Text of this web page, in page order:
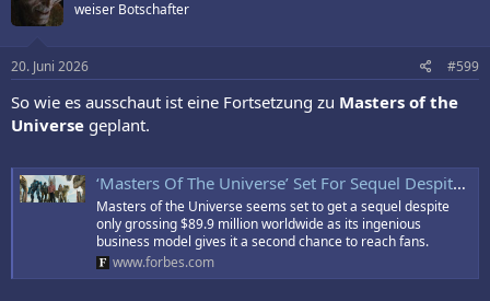
i
o
e
n
:
weiser Botschafter
20. Juni 2026 #599
So wie es ausschaut ist eine Fortsetzung zu Masters of the
Universe geplant.
‘Masters Of The Universe’ Set For Sequel Despite Dismal Box Office
Masters of the Universe seems set to get a sequel despite
only grossing $89.9 million worldwide as its ingenious
business model gives it a second chance to reach fans.
www.forbes.com